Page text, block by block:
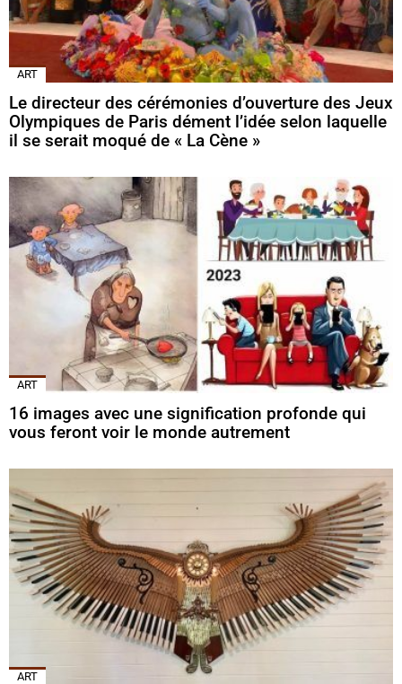
ART
Le directeur des cérémonies d’ouverture des Jeux
Olympiques de Paris dément l’idée selon laquelle
il se serait moqué de « La Cène »
ART
16 images avec une signification profonde qui
vous feront voir le monde autrement
ART